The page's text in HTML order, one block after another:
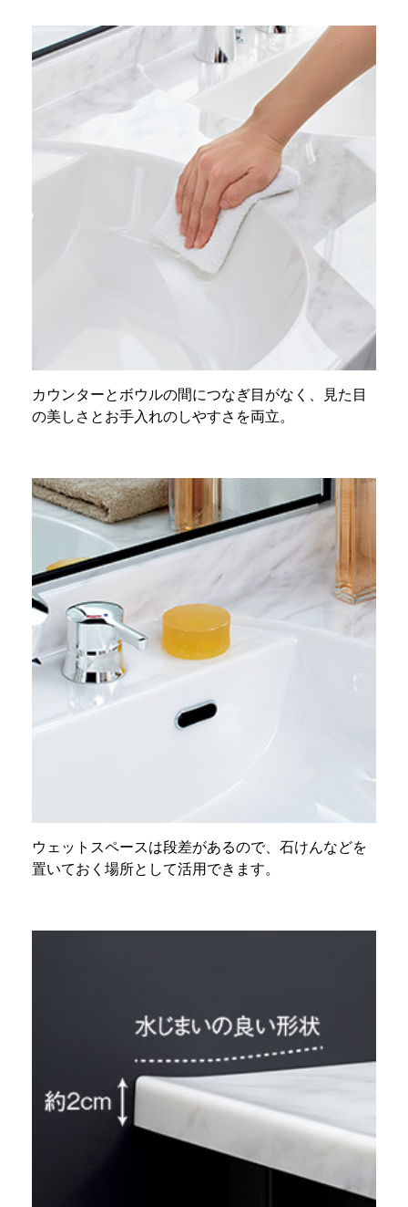
カウンターとボウルの間につなぎ目がなく、見た目
の美しさとお手入れのしやすさを両立。
ウェットスペースは段差があるので、石けんなどを
置いておく場所として活用できます。